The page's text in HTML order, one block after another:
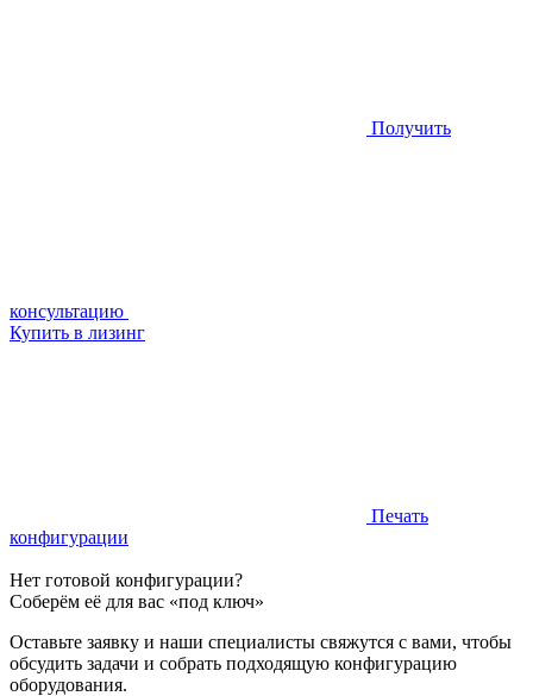
Получить
консультацию
Купить в лизинг
Печать
конфигурации
Нет готовой конфигурации?
Соберём её для вас «под ключ»
Оставьте заявку и наши специалисты свяжутся с вами, чтобы
обсудить задачи и собрать подходящую конфигурацию
оборудования.